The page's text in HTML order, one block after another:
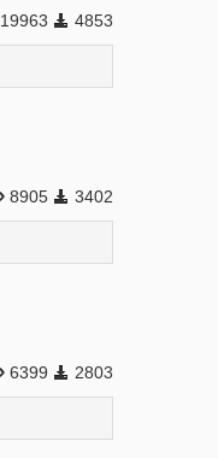
19963 4853
8905 3402
6399 2803